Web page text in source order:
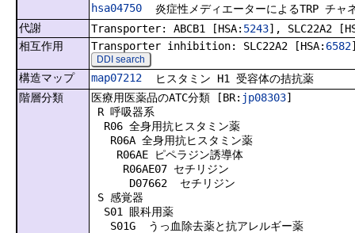
hsa04750
炎症性メディエーターによるTRP チャ
代謝
Transporter: ABCB1 [HSA: 5243], SLC22A2
相互作用
Transporter inhibition: SLC22A2 [HSA: 6582
DDI search
構造マップ map07212
ヒスタミン H1 受容体の拮抗薬
階層分類
医療用医薬品のATC分類 [BR: jp08303]
R 呼吸器系
R06 全身用抗ヒスタミン薬
R06A 全身用抗ヒスタミン薬
R06AE ピペラジン誘導体
R06AE07 セチリジン
D07662 セチリジン
S 感覚器
S01 眼科用薬
S01G うっ血除去薬と抗アレルギー薬